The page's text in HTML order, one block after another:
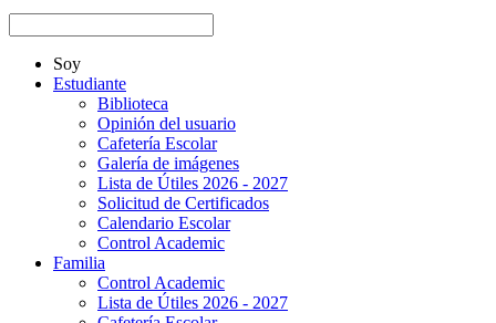
Soy
Estudiante
Biblioteca
Opinión del usuario
Cafetería Escolar
Galería de imágenes
Lista de Útiles 2026 - 2027
Solicitud de Certificados
Calendario Escolar
Control Academic
Familia
Control Academic
Lista de Útiles 2026 - 2027